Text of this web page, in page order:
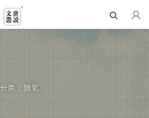
分类：随笔